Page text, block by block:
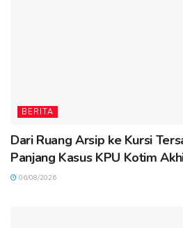
BERITA
Dari Ruang Arsip ke Kursi
Panjang Kasus KPU Kotim
06/08/2026